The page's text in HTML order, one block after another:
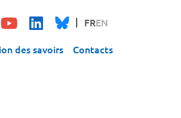
FREN
des savoirs Contacts